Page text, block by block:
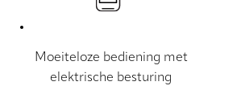
Moeiteloze bediening met
elektrische besturing